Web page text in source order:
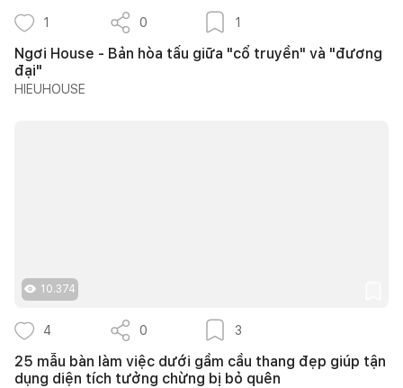
1 0 1
Ngơi House - Bản hòa tấu giữa "cổ truyền" và "đương
đại"
HIEUHOUSE
10.374
4 0 3
25 mẫu bàn làm việc dưới gầm cầu thang đẹp giúp tận
dụng diện tích tưởng chừng bị bỏ quên